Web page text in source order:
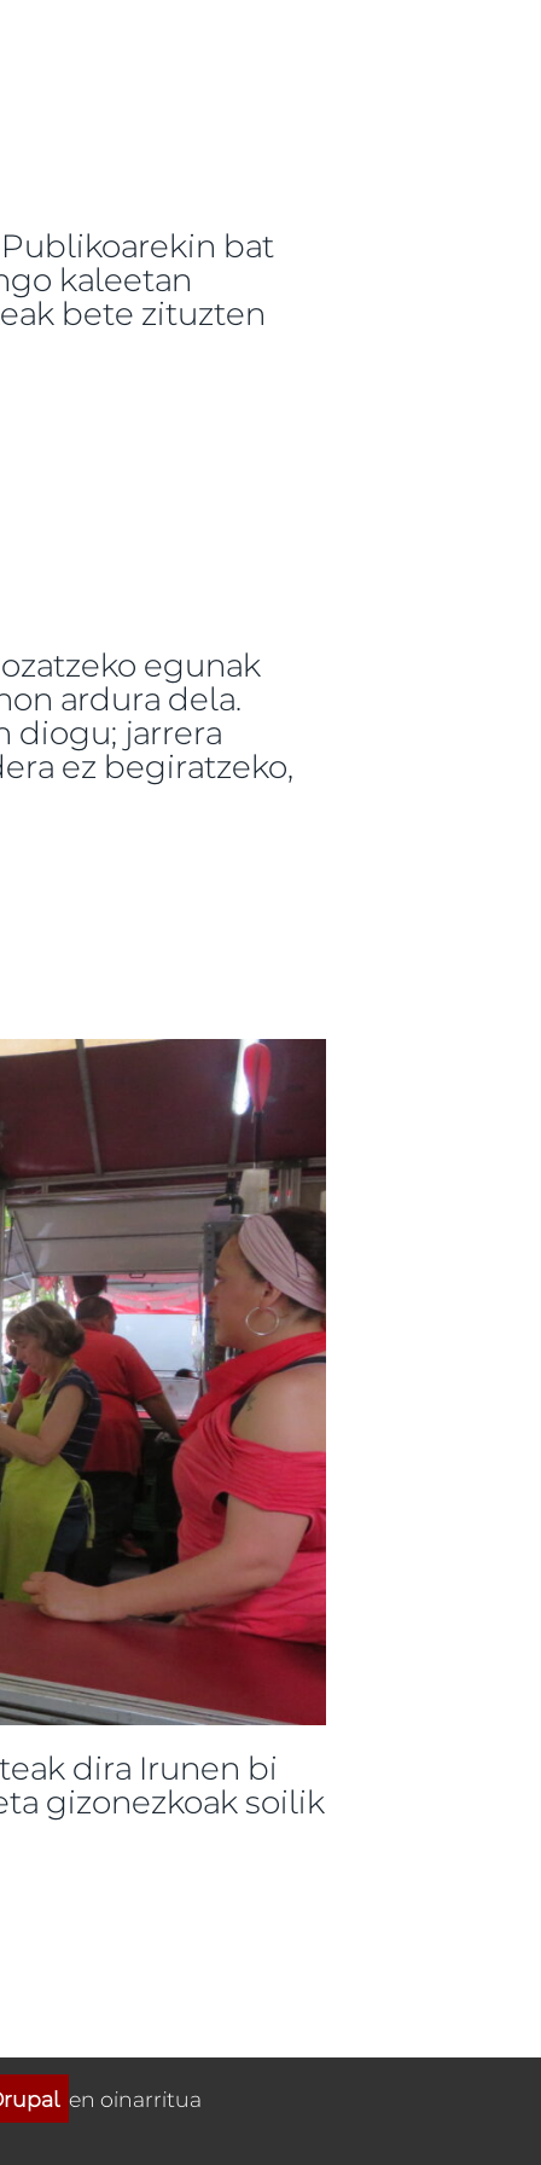
bat
kaleetan
bete zituzten
egunak
ardura dela.
diogu; jarrera
ez begiratzeko,
dira Irunen bi
gizonezkoak soilik
en oinarritua